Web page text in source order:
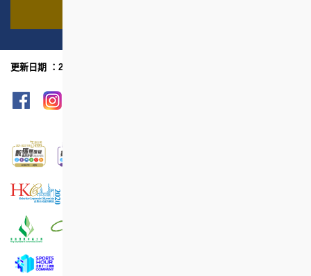
網頁指南
更新日期 ：2024年2月